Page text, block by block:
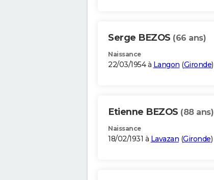
Serge BEZOS (66 ans)
Naissance
22/03/1954 à Langon (Gironde)
Etienne BEZOS (88 ans)
Naissance
18/02/1931 à Lavazan (Gironde)